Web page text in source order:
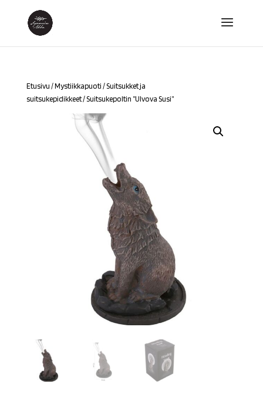
Etusivu /Mystiikkapuoti /Suitsukket ja
suitsukepidikkeet/ Suitsukepoltin ”Ulvova Susi”